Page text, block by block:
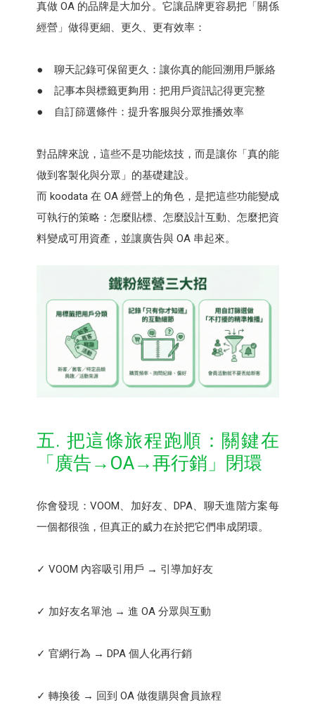
真做 OA 的品牌是大加分。它讓品牌更容易把「關係
經營」做得更細、更久、更有效率：
● 聊天記錄可保留更久：讓你真的能回溯用戶脈絡
● 記事本與標籤更夠用：把用戶資訊記得更完整
● 自訂篩選條件：提升客服與分眾推播效率
對品牌來說，這些不是功能炫技，而是讓你「真的能
做到客製化與分眾」的基礎建設。
而 koodata 在 OA 經營上的角色，是把這些功能變成
可執行的策略：怎麼貼標、怎麼設計互動、怎麼把資
料變成可用資產，並讓廣告與 OA 串起來。
五. 把這條旅程跑順：關鍵在
「廣告→OA→再行銷」閉環
你會發現：VOOM、加好友、DPA、聊天進階方案每
一個都很強，但真正的威力在於把它們串成閉環。
✓ VOOM 內容吸引用戶 → 引導加好友
✓ 加好友名單池 → 進 OA 分眾與互動
✓ 官網行為 → DPA 個人化再行銷
✓ 轉換後 → 回到 OA 做復購與會員旅程